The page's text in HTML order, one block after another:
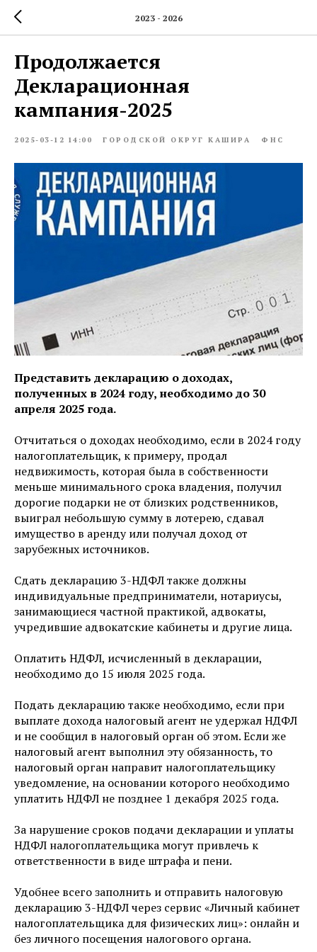
2023 - 2026
Продолжается
Декларационная
кампания-2025
2025-03-12 14:00 ГОРОДСКОЙ ОКРУГ КАШИРА ФНС
Представить декларацию о доходах,
полученных в 2024 году, необходимо до 30
апреля 2025 года.
Отчитаться о доходах необходимо, если в 2024 году
налогоплательщик, к примеру, продал
недвижимость, которая была в собственности
меньше минимального срока владения, получил
дорогие подарки не от близких родственников,
выиграл небольшую сумму в лотерею, сдавал
имущество в аренду или получал доход от
зарубежных источников.
Сдать декларацию 3-НДФЛ также должны
индивидуальные предприниматели, нотариусы,
занимающиеся частной практикой, адвокаты,
учредившие адвокатские кабинеты и другие лица.
Оплатить НДФЛ, исчисленный в декларации,
необходимо до 15 июля 2025 года.
Подать декларацию также необходимо, если при
выплате дохода налоговый агент не удержал НДФЛ
и не сообщил в налоговый орган об этом. Если же
налоговый агент выполнил эту обязанность, то
налоговый орган направит налогоплательщику
уведомление, на основании которого необходимо
уплатить НДФЛ не позднее 1 декабря 2025 года.
За нарушение сроков подачи декларации и уплаты
НДФЛ налогоплательщика могут привлечь к
ответственности в виде штрафа и пени.
Удобнее всего заполнить и отправить налоговую
декларацию 3-НДФЛ через сервис «Личный кабинет
налогоплательщика для физических лиц»: онлайн и
без личного посещения налогового органа.